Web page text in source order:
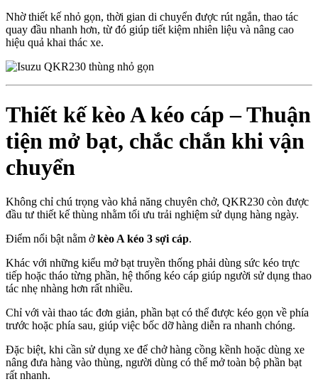
Nhờ thiết kế nhỏ gọn, thời gian di chuyển được rút ngắn, thao tác
quay đầu nhanh hơn, từ đó giúp tiết kiệm nhiên liệu và nâng cao
hiệu quả khai thác xe.
Thiết kế kèo A kéo cáp – Thuận
tiện mở bạt, chắc chắn khi vận
chuyển
Không chỉ chú trọng vào khả năng chuyên chở, QKR230 còn được
đầu tư thiết kế thùng nhằm tối ưu trải nghiệm sử dụng hàng ngày.
Điểm nổi bật nằm ởkèo A kéo 3 sợi cáp.
Khác với những kiểu mở bạt truyền thống phải dùng sức kéo trực
tiếp hoặc tháo từng phần, hệ thống kéo cáp giúp người sử dụng thao
tác nhẹ nhàng hơn rất nhiều.
Chỉ với vài thao tác đơn giản, phần bạt có thể được kéo gọn về phía
trước hoặc phía sau, giúp việc bốc dỡ hàng diễn ra nhanh chóng.
Đặc biệt, khi cần sử dụng xe để chở hàng cồng kềnh hoặc dùng xe
nâng đưa hàng vào thùng, người dùng có thể mở toàn bộ phần bạt
rất nhanh.